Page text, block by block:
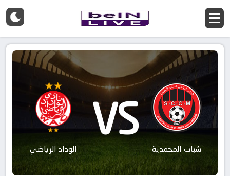
شباب المحمدية VS الوداد الرياضي